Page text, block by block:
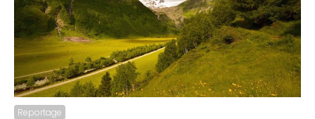
Reportage